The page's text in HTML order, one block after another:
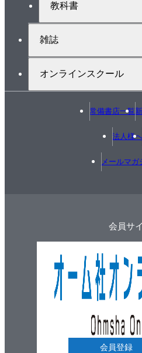
教科書
雑誌
オンラインスクール
常備書店一覧
法人様へ
メールマガ
会員サ
会員登録